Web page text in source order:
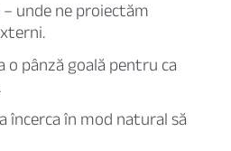
– unde ne proiectăm
o pânză goală pentru ca
încerca în mod natural să